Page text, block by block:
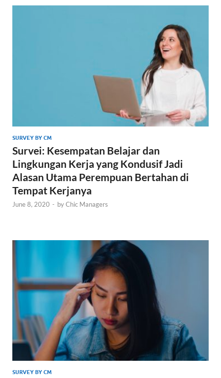
SURVEY BY CM
Survei: Kesempatan Belajar dan
Lingkungan Kerja yang Kondusif Jadi
Alasan Utama Perempuan Bertahan di
Tempat Kerjanya
June 8, 2020 - byChic Managers
SURVEY BY CM